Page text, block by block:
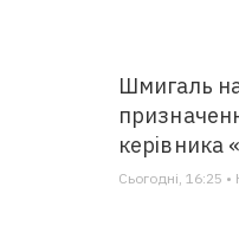
Шмигаль
керівника
Сьогодні, 16:25 •